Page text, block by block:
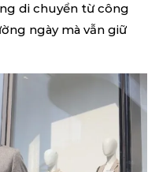
di chuyển từ công
ngày mà vẫn giữ